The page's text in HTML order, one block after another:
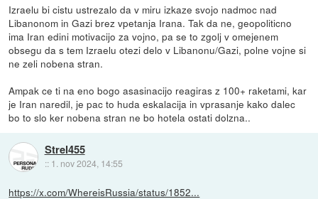
Izraelu bi cistu ustrezalo da v miru izkaze svojo nadmoc nad
Libanonom in Gazi brez vpetanja Irana. Tak da ne, geopoliticno
ima Iran edini motivacijo za vojno, pa se to zgolj v omejenem
obsegu da s tem Izraelu otezi delo v Libanonu/Gazi, polne vojne si
ne zeli nobena stran.
Ampak ce ti na eno bogo asasinacijo reagiras z 100+ raketami, kar
je Iran naredil, je pac to huda eskalacija in vprasanje kako dalec
bo to slo ker nobena stran ne bo hotela ostati dolzna..
Strel455
:: 1. nov 2024, 14:55
https://x.com/WhereisRussia/status/1852...